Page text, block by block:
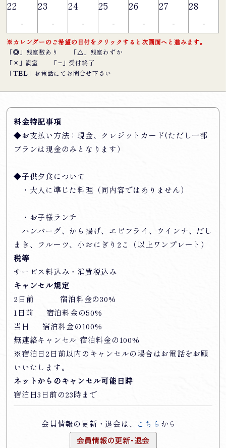
22
-
23
-
24
-
25
-
26
-
27
-
28
-
※カレンダーのご希望の日付をクリックすると次画面へと進みます。
「◎ 」残室数あり 「 △ 」残室わずか
「 × 」満室 「− 」受付終了
「TEL 」お電話にてお問合せ下さい
料金特記事項
◆お支払い方法：現金、クレジットカード(ただし一部
プランは現金のみとなります）
◆子供夕食について
・大人に準じた料理（同内容ではありません）
・お子様ランチ
ハンバーグ、から揚げ、エビフライ、ウインナ、だし
まき、フルーツ、小おにぎり2こ（以上ワンプレート）
税等
サービス料込み・消費税込み
キャンセル規定
2日前 宿泊料金の30%
1日前 宿泊料金の50%
当日 宿泊料金の100%
無連絡キャンセル 宿泊料金の100%
※宿泊日2日前以内のキャンセルの場合はお電話をお願
いいたします。
ネットからのキャンセル可能日時
宿泊日3日前の23時まで
会員情報の更新・退会は、 こちら から